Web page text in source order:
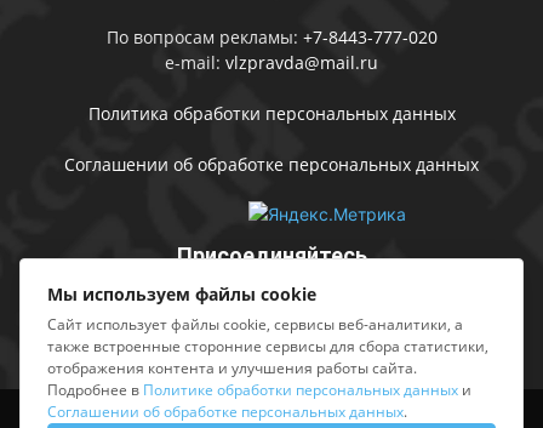
По вопросам рекламы: +7-8443-777-020
e-mail: vlzpravda@mail.ru
Политика обработки персональных данных
Соглашении об обработке персональных данных
Присоединяйтесь
Выходные данные Sing in
Мы используем файлы cookie
Сайт использует файлы cookie, сервисы веб-аналитики, а
также встроенные сторонние сервисы для сбора статистики,
отображения контента и улучшения работы сайта.
Подробнее в Политике обработки персональных данных и
Соглашении об обработке персональных данных.